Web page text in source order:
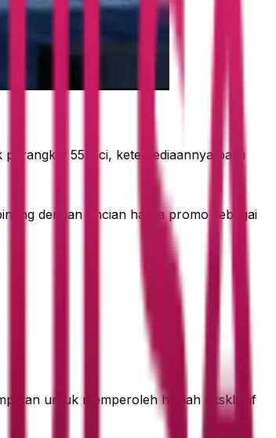
55 inci, ketersediaannya baru
dengan rincian harga promo sebagai
untuk memperoleh hadiah eksklusif